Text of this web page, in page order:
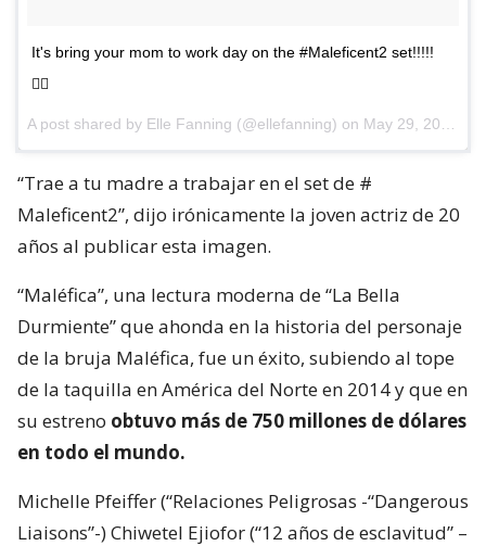
It's bring your mom to work day on the #Maleficent2 set!!!!!
✌🏼
A post shared by Elle Fanning (@ellefanning) on May 29, 2018 at 10:34am PDT
“Trae a tu madre a trabajar en el set de #
Maleficent2”, dijo irónicamente la joven actriz de 20
años al publicar esta imagen.
“Maléfica”, una lectura moderna de “La Bella
Durmiente” que ahonda en la historia del personaje
de la bruja Maléfica, fue un éxito, subiendo al tope
de la taquilla en América del Norte en 2014 y que en
su estreno obtuvo más de 750 millones de dólares
en todo el mundo.
Michelle Pfeiffer (“Relaciones Peligrosas -“Dangerous
Liaisons”-) Chiwetel Ejiofor (“12 años de esclavitud” –